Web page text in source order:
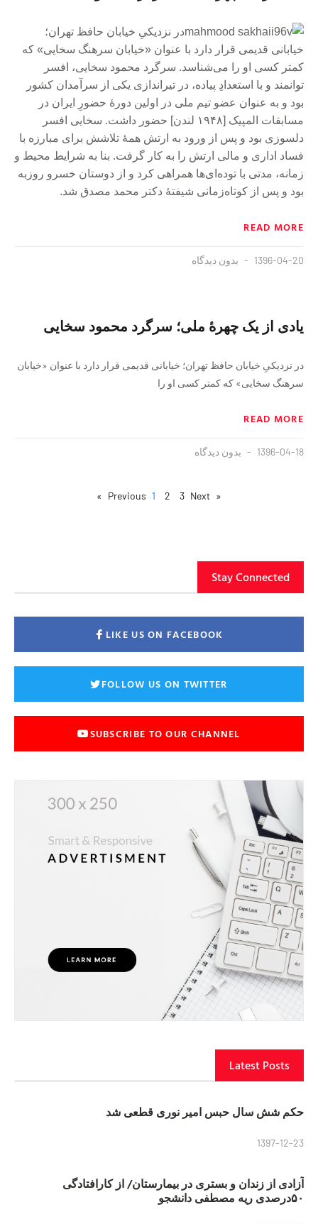
در نزدیکیِ خیابان حافظ تهران؛
خیابانی قدیمی قرار دارد با عنوان «خیابان سرهنگ سخایی» که
کمتر کسی او را می‌شناسد. سرگرد محمود سخایی، افسر
توانمند و با استعدادِ پیاده، در تیراندازی یکی از سرآمدان کشور
بود و به عنوان عضو تیم ملی در اولین دورهٔ حضورِ ایران در
مسابقات المپیک [۱۹۴۸ لندن] حضور داشت. سخایی افسر
دلسوزی بود و پس از ورود به ارتش همهٔ تلاشش برای مبارزه با
فساد اداری و مالی ارتش را به کار گرفت. بنا به شرایط محیط و
زمانه، مدتی با توده‌ای‌ها همراهی کرد و از دوستان خسرو روزبه
بود و پس از کوتاه‌زمانی شیفتهٔ دکتر محمد مصدق شد.
READ MORE
1396-04-20 بدون دیدگاه
یادی از یک چهرهٔ ملی؛ سرگرد محمود سخایی
در نزدیکیِ خیابان حافظ تهران؛ خیابانی قدیمی قرار دارد با عنوان «خیابان
سرهنگ سخایی» که کمتر کسی او را
READ MORE
1396-04-18 بدون دیدگاه
« Previous
1 2 3 Next »
Stay Connected
LIKE US ON FACEBOOK
FOLLOW US ON TWITTER
SUBSCRIBE TO OUR CHANNEL
Latest Posts
حکم شش سال حبس امیر نوری قطعی شد
1397-12-23
آزادی از زندان و بستری در بیمارستان/ از کارافتادگی
۵۰درصدی ریه مصطفی دانشجو